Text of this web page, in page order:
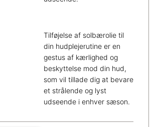
Tilføjelse af solbærolie til
din hudplejerutine er en
gestus af kærlighed og
beskyttelse mod din hud,
som vil tillade dig at bevare
et strålende og lyst
udseende i enhver sæson.